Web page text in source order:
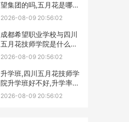
望集团的吗,五月花是哪个
集团的
2026-08-09 20:56:02
成都希望职业学校与四川
五月花技师学院是什么关
系
2026-08-09 20:56:02
升学班,四川五月花技师学
院升学班好不好,升学率高
吗|升学保障
2026-08-09 20:56:02